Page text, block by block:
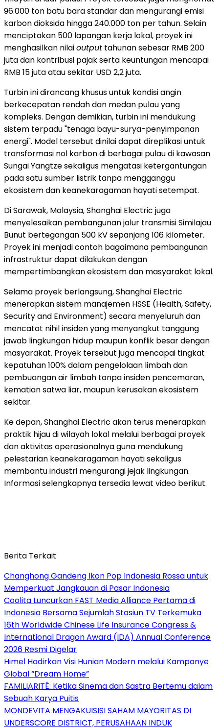
96.000 ton batu bara standar dan mengurangi emisi
karbon dioksida hingga 240.000 ton per tahun. Selain
menciptakan 500 lapangan kerja lokal, proyek ini
menghasilkan nilaioutput tahunan sebesar RMB 200
juta dan kontribusi pajak serta keuntungan mencapai
RMB 15 juta atau sekitar USD 2,2 juta.
Turbin ini dirancang khusus untuk kondisi angin
berkecepatan rendah dan medan pulau yang
kompleks. Dengan demikian, turbin ini mendukung
sistem terpadu "tenaga bayu-surya-penyimpanan
energi". Model tersebut dinilai dapat direplikasi untuk
transformasi nol karbon di berbagai pulau di kawasan
Sungai Yangtze sekaligus mengatasi ketergantungan
pada satu sumber listrik tanpa mengganggu
ekosistem dan keanekaragaman hayati setempat.
Di Sarawak, Malaysia, Shanghai Electric juga
menyelesaikan pembangunan jalur transmisi Similajau
Bunut bertegangan 500 kV sepanjang 106 kilometer.
Proyek ini menjadi contoh bagaimana pembangunan
infrastruktur dapat dilakukan dengan
mempertimbangkan ekosistem dan masyarakat lokal.
Selama proyek berlangsung, Shanghai Electric
menerapkan sistem manajemen HSSE (Health, Safety,
Security and Environment) secara menyeluruh dan
mencatat nihil insiden yang menyangkut tanggung
jawab lingkungan hidup maupun konflik besar dengan
masyarakat. Proyek tersebut juga mencapai tingkat
kepatuhan 100% dalam pengelolaan limbah dan
pembuangan air limbah tanpa insiden pencemaran,
kematian satwa liar, maupun kerusakan ekosistem
sekitar.
Ke depan, Shanghai Electric akan terus menerapkan
praktik hijau di wilayah lokal melalui berbagai proyek
dan aktivitas operasionalnya guna mendukung
pelestarian keanekaragaman hayati sekaligus
membantu industri mengurangi jejak lingkungan.
Informasi selengkapnya tersedia lewat video berikut.
Berita Terkait
Changhong Gandeng Ikon Pop Indonesia Rossa untuk
Memperkuat Jangkauan di Pasar Indonesia
Coolita Luncurkan FAST Media Alliance Pertama di
Indonesia Bersama Sejumlah Stasiun TV Terkemuka
16th Worldwide Chinese Life Insurance Congress &
International Dragon Award (IDA) Annual Conference
2026 Resmi Digelar
Himel Hadirkan Visi Hunian Modern melalui Kampanye
Global “Dream Home”
FAMILIARITÉ: Ketika Sinema dan Sastra Bertemu dalam
Sebuah Karya Puitis
MONDEVITA MENGAKUISISI SAHAM MAYORITAS DI
UNDERSCORE DISTRICT, PERUSAHAAN INDUK